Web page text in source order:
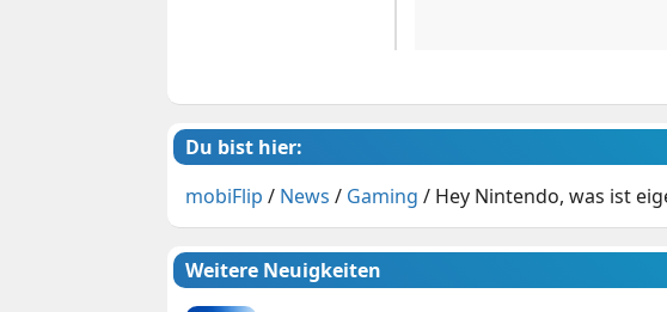
Du bist hier:
mobiFlip / News / Gaming / Hey Nintendo, was ist
Weitere Neuigkeiten